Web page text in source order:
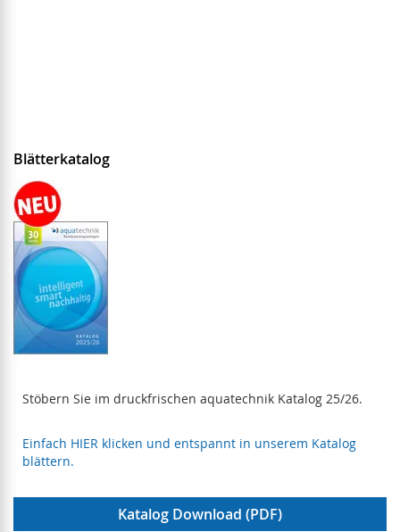
Blätterkatalog
Stöbern Sie im druckfrischen aquatechnik Katalog 25/26.
Einfach HIER klicken und entspannt in unserem Katalog
blättern.
Katalog Download (PDF)